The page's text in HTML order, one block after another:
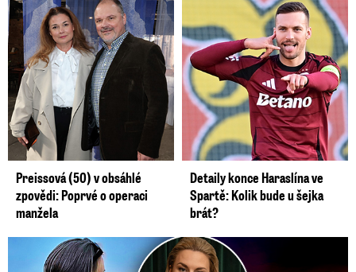
Preissová (50) v obsáhlé
zpovědi: Poprvé o operaci
manžela
Detaily konce Haraslína ve
Spartě: Kolik bude u šejka
brát?
Germáni z Jejího těla: Odstěhuj se, vzkázali jí krajané